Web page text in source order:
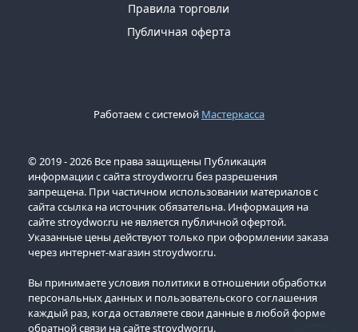
Правила торговли
Публичная оферта
Работаем с системой Мастеркасса
© 2019 - 2026 Все права защищены Публикация
информации с сайта stroydwor.ru без разрешения
запрещена. При частичном использовании материалов с
сайта ссылка на источник обязательна. Информация на
сайте stroydwor.ru не является публичной офертой.
Указанные цены действуют только при оформлении заказа
через интернет-магазин stroydwor.ru.
Вы принимаете условия политики в отношении обработки
персональных данных и пользовательского соглашения
каждый раз, когда оставляете свои данные в любой форме
обратной связи на сайте stroydwor.ru.